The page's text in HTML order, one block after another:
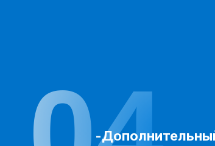
-